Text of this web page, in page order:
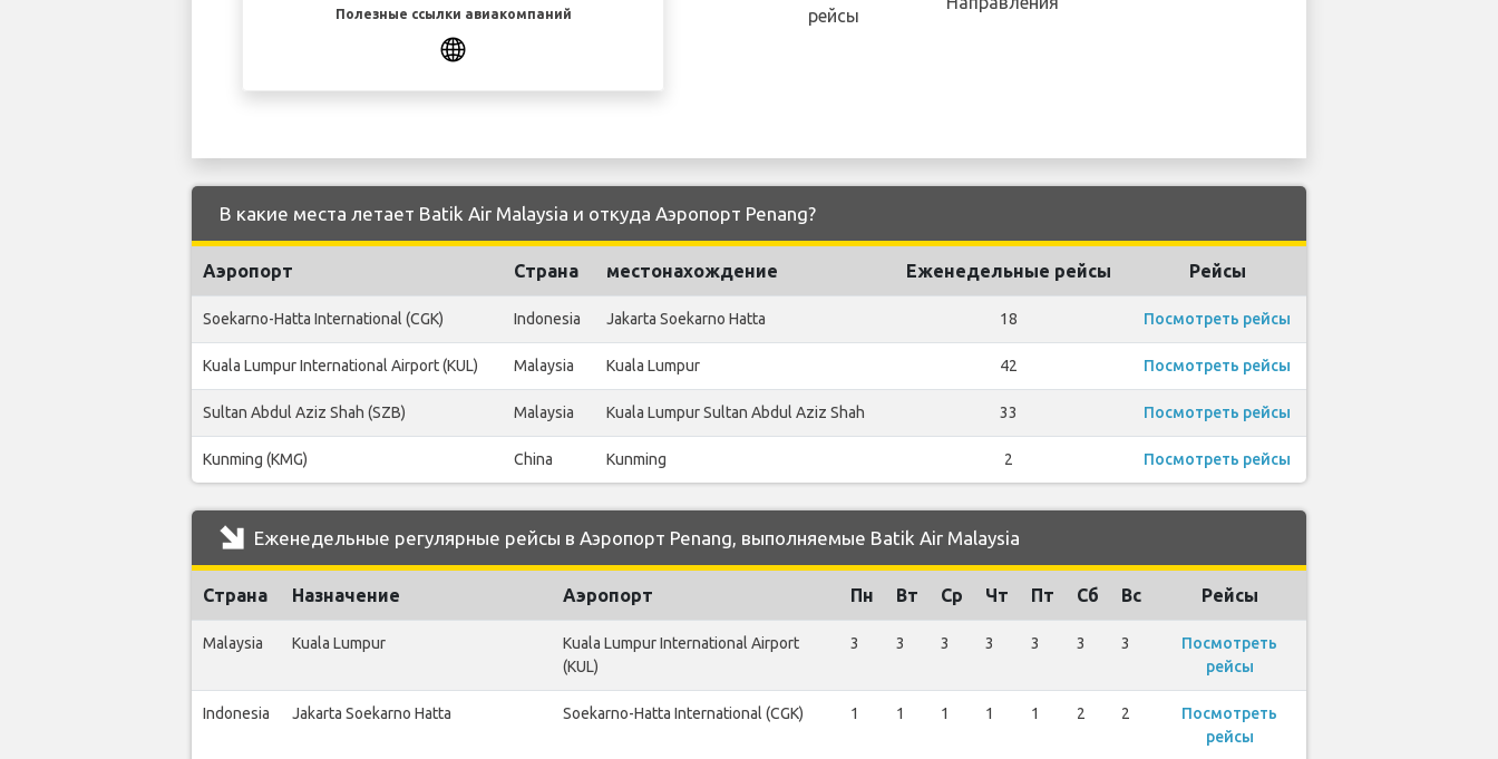
Полезные ссылки авиакомпаний
рейсы
В какие места летает Batik Air Malaysia и откуда Аэропорт Penang?
Аэропорт Страна местонахождение Еженедельные рейсы Рейсы
Soekarno-Hatta International (CGK) Indonesia Jakarta Soekarno Hatta 18 Посмотреть рейсы
Kuala Lumpur International Airport (KUL) Malaysia Kuala Lumpur 42 Посмотреть рейсы
Sultan Abdul Aziz Shah (SZB) Malaysia Kuala Lumpur Sultan Abdul Aziz Shah 33 Посмотреть рейсы
Kunming (KMG) China Kunming 2 Посмотреть рейсы
Еженедельные регулярные рейсы в Аэропорт Penang, выполняемые Batik Air Malaysia
Страна Назначение Аэропорт Пн Вт Ср Чт Пт Сб Вс Рейсы
Malaysia Kuala Lumpur
Kuala Lumpur International Airport
(KUL)
3 3 3 3 3 3 3
Посмотреть
рейсы
Indonesia Jakarta Soekarno Hatta Soekarno-Hatta International (CGK) 1 1 1 1 1 2 2
Посмотреть
рейсы